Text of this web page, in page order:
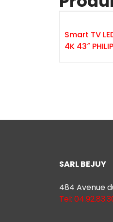
Smart TV
4K 43″
SARL BEJUY
484 Avenue
Tel: